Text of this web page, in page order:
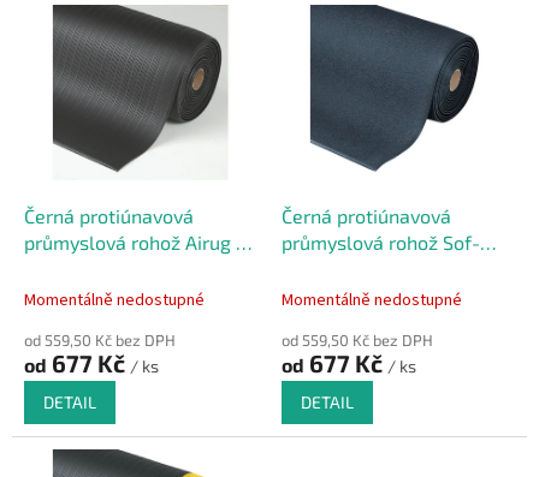
Černá protiúnavová
průmyslová rohož Airug -
Momentálně nedostupné
od 559,50 Kč bez DPH
od 677 Kč / ks
DETAIL
Černá protiúnavová
průmyslová rohož Sof-
Momentálně nedostupné
od 559,50 Kč bez DPH
od 677 Kč / ks
DETAIL